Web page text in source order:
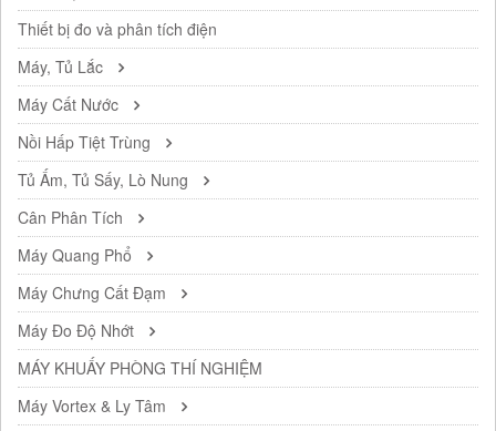
Thiết bị đo và phân tích điện
Máy, Tủ Lắc
Máy Cất Nước
Nồi Hấp Tiệt Trùng
Tủ Ấm, Tủ Sấy, Lò Nung
Cân Phân Tích
Máy Quang Phổ
Máy Chưng Cất Đạm
Máy Đo Độ Nhớt
MÁY KHUẤY PHÒNG THÍ NGHIỆM
Máy Vortex & Ly Tâm